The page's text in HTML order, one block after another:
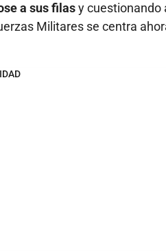
a sus filasy cuestionando
Militares se centra